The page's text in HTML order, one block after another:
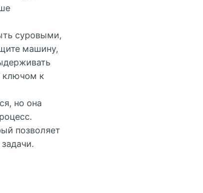
суровыми,
машину,
ключом к
но она
позволяет